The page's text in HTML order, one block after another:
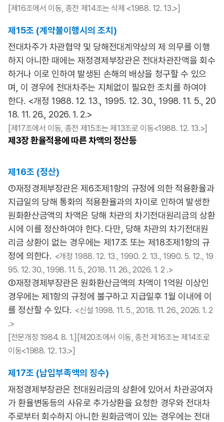
[제16조에서 이동, 종전 제14조는 삭제 <1988. 12. 13.>]
제15조 (계약불이행시의 조치)
전대차주가 차관협약 및 당해전대계약상의 제 의무를 이행
하지 아니한 때에는 재정경제부장관은 전대차관잔액을 회수
하거나 이로 인하여 발생된 손해의 배상을 청구할 수 있으
며, 이 경우에 전대차주는 지체없이 필요한 조치를 하여야
한다. <개정 1988. 12. 13., 1995. 12. 30., 1998. 11. 5., 20
18. 11. 26., 2026. 1. 2.>
[제17조에서 이동, 종전 제15조는 제13조로 이동<1988. 12. 13.>]
제3장환율적용에 따른 차액의 정산등
제16조 (정산)
①재정경제부장관은 제6조제1항의 규정에 의한 적용환율과
지급일의 당해 통화의 적용환율과의 차이로 인하여 발생한
원화환산금액의 차액은 당해 차관의 차기전대원리금의 상환
시에 이를 정산하여야 한다. 다만, 당해 차관의 차기전대원
리금 상환이 없는 경우에는 제17조 또는 제18조제1항의 규
정에 의한다. <개정 1988. 12. 13., 1990. 2. 13., 1990. 5. 12., 19
95. 12. 30., 1998. 11. 5., 2018. 11. 26., 2026. 1. 2 .>
②재정경제부장관은 원화환산금액의 차액이 1억원 이상인
경우에는 제1항의 규정에 불구하고 지급일후 1월 이내에 이
를 정산할 수 있다. <신설 1998. 11. 5., 2018. 11. 26., 2026. 1. 2
.>
[전문개정 1984. 8. 1.][제20조에서 이동, 종전 제16조는 제14조로
이동<1988. 12. 13.>]
제17조 (납입부족액의 징수)
재정경제부장관은 전대원리금의 상환에 있어서 차관공여자
가 환율변동등의 사유로 추가상환을 요청한 경우와 전대차
주로부터 회수하지 아니한 원화금액이 있는 경우에는 전대